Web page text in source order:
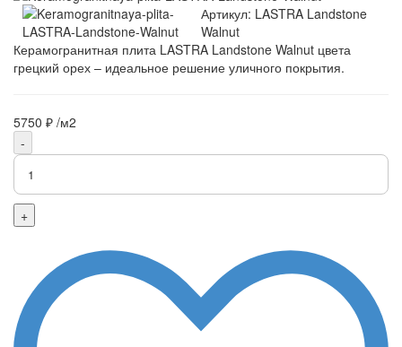
Артикул: LASTRA Landstone
Walnut
Керамогранитная плита LASTRA Landstone Walnut цвета
грецкий орех – идеальное решение уличного покрытия.
5750 ₽ /м2
-
+